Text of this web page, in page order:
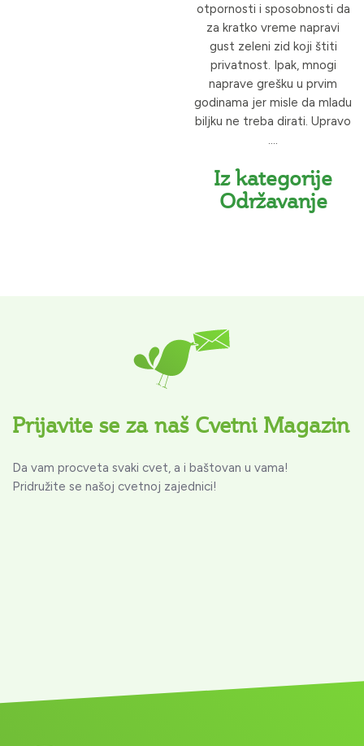
otpornosti i sposobnosti da
za kratko vreme napravi
gust zeleni zid koji štiti
privatnost. Ipak, mnogi
naprave grešku u prvim
godinama jer misle da mladu
biljku ne treba dirati. Upravo
....
Iz kategorije
Održavanje
Prijavite se za naš Cvetni Magazin
Da vam procveta svaki cvet, a i baštovan u vama!
Pridružite se našoj cvetnoj zajednici!